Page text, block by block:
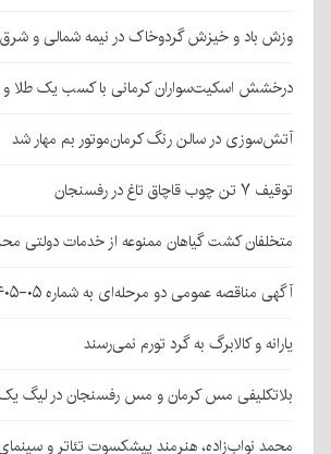
وزش باد و خیزش گردوخاک در نیمه شمالی و
درخشش اسکیت‌سواران کرمانی با کسب یک طلا
آتش‌سوزی در سالن رنگ کرمان‌موتور بم مهار شد
توقیف ۷ تن چوب قاچاق تاغ در رفسنجان
متخلفان کشت گیاهان ممنوعه از خدمات دولتی
آگهی مناقصه عمومی دو مرحله‌ای به شماره ۰۵-۱۴۰۵ (تجدید اول)
یارانه و کالابرگ به گرد تورم نمی‌رسند
بلاتکلیفی مس کرمان و مس رفسنجان در لیگ
محمد نواب‌زاده، هنرمند پیشکسوت تئاتر و